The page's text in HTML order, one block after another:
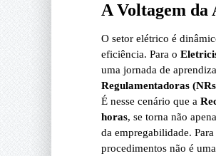
A Voltagem da
O setor elétrico é
eficiência. Para o
uma jornada de
Regulamentadoras
É nesse cenário que a
horas, se torna não
da empregabilidade.
procedimentos não é